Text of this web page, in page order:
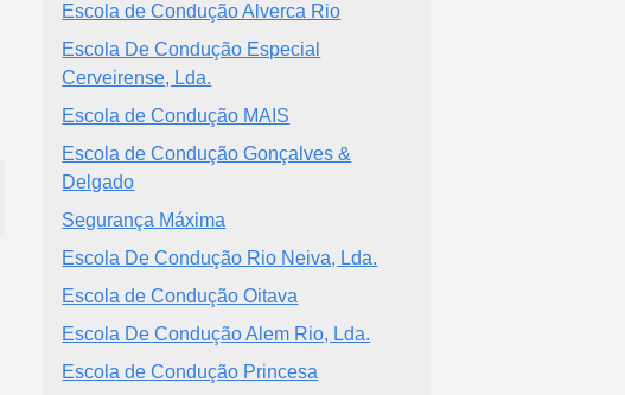
Escola de Condução Alverca Rio
Escola De Condução Especial
Cerveirense, Lda.
Escola de Condução MAIS
Escola de Condução Gonçalves &
Delgado
Segurança Máxima
Escola De Condução Rio Neiva, Lda.
Escola de Condução Oitava
Escola De Condução Alem Rio, Lda.
Escola de Condução Princesa